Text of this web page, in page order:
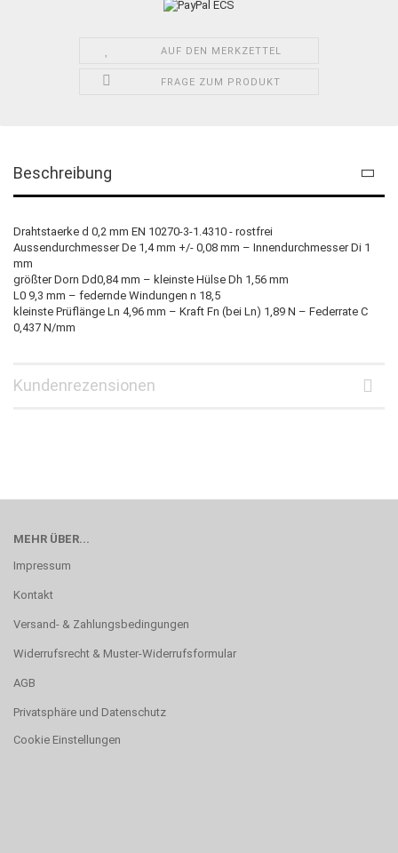
AUF DEN MERKZETTEL
FRAGE ZUM PRODUKT
Beschreibung
Drahtstaerke d 0,2 mm EN 10270-3-1.4310 - rostfrei
Aussendurchmesser De 1,4 mm +/- 0,08 mm – Innendurchmesser Di 1
mm
größter Dorn Dd0,84 mm – kleinste Hülse Dh 1,56 mm
L0 9,3 mm – federnde Windungen n 18,5
kleinste Prüflänge Ln 4,96 mm – Kraft Fn (bei Ln) 1,89 N – Federrate C
0,437 N/mm
Kundenrezensionen
MEHR ÜBER...
Impressum
Kontakt
Versand- & Zahlungsbedingungen
Widerrufsrecht & Muster-Widerrufsformular
AGB
Privatsphäre und Datenschutz
Cookie Einstellungen